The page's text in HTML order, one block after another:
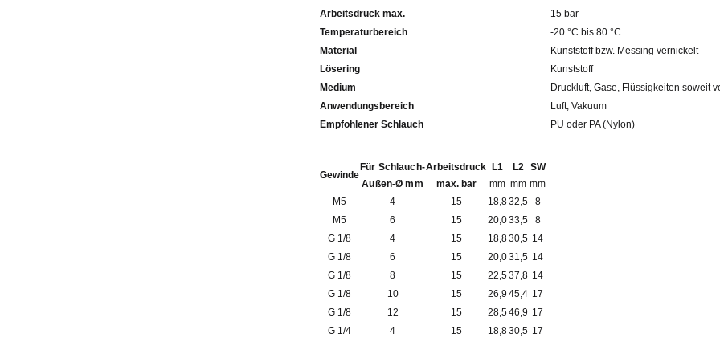
Arbeitsdruck max.
15 bar
Temperaturbereich
-20 °C bis 80 °C
Material
Kunststoff bzw. Messing vernickelt
Lösering
Kunststoff
Medium
Druckluft, Gase, Flüssigkeiten soweit
Anwendungsbereich
Luft, Vakuum
Empfohlener Schlauch
PU oder PA (Nylon)
Gewinde
Für Schlauch-
Außen-Ø mm
Arbeitsdruck
max. bar
L1
mm
L2
mm
SW
mm
M5
4 15 18,832,5
8
M5
6 15 20,033,5
8
G 1/8
4 15 18,830,5 14
G 1/8
6 15 20,031,5 14
G 1/8
8 15 22,537,8 14
G 1/8
10 15 26,9 45,4 17
G 1/8
12 15 28,546,9 17
G 1/4
4 15 18,830,5 17